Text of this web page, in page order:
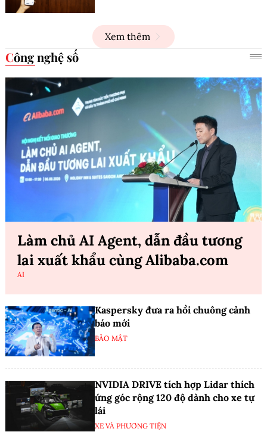
Xem thêm
Công nghệ số
Làm chủ AI Agent, dẫn đầu tương
lai xuất khẩu cùng Alibaba.com
AI
Kaspersky đưa ra hồi chuông cảnh
báo mới
BẢO MẬT
NVIDIA DRIVE tích hợp Lidar thích
ứng góc rộng 120 độ dành cho xe tự
lái
XE VÀ PHƯƠNG TIỆN